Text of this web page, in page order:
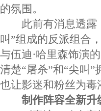
的氛围。
此前有消息透露，
叫”组成的反派组合
与伍迪·哈里森饰演
清楚“屠杀”和“尖叫
也让影迷和粉丝为
制作阵容全新升